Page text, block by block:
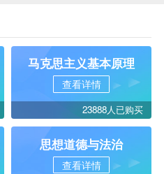
马克思主义基本原理
查看详情
23888人已购买
思想道德与法治
查看详情